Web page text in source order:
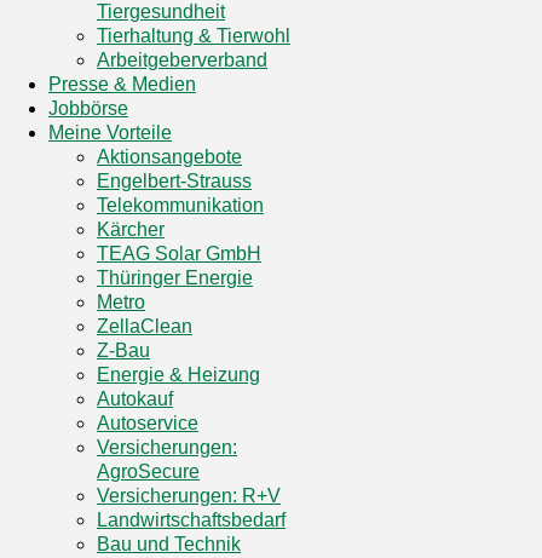
Tiergesundheit
Tierhaltung & Tierwohl
Arbeitgeberverband
Presse & Medien
Jobbörse
Meine Vorteile
Aktionsangebote
Engelbert-Strauss
Telekommunikation
Kärcher
TEAG Solar GmbH
Thüringer Energie
Metro
ZellaClean
Z-Bau
Energie & Heizung
Autokauf
Autoservice
Versicherungen:
AgroSecure
Versicherungen: R+V
Landwirtschaftsbedarf
Bau und Technik